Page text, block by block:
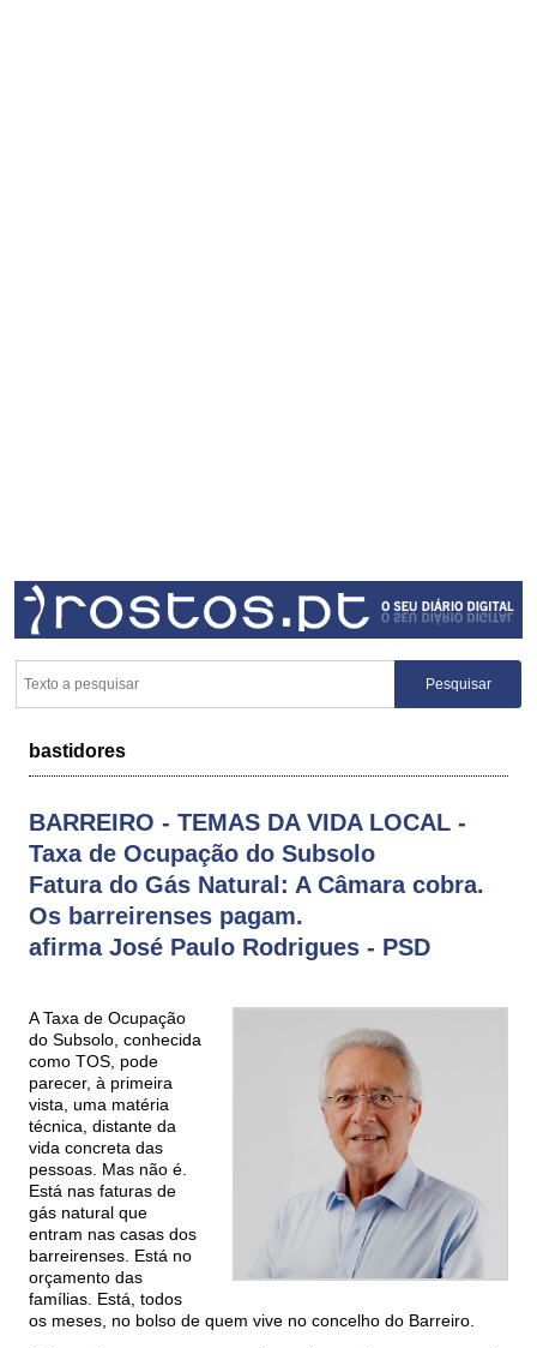
bastidores
BARREIRO - TEMAS DA VIDA LOCAL -
Taxa de Ocupação do Subsolo
Fatura do Gás Natural: A Câmara cobra.
Os barreirenses pagam.
afirma José Paulo Rodrigues - PSD
A Taxa de Ocupação
do Subsolo, conhecida
como TOS, pode
parecer, à primeira
vista, uma matéria
técnica, distante da
vida concreta das
pessoas. Mas não é.
Está nas faturas de
gás natural que
entram nas casas dos
barreirenses. Está no
orçamento das
famílias. Está, todos
os meses, no bolso de quem vive no concelho do Barreiro.